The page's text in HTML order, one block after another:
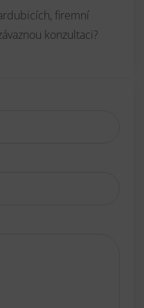
firemní
konzultaci?